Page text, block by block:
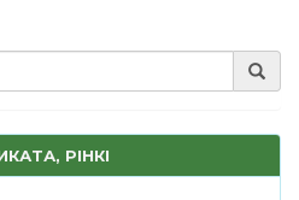
РІНКІ